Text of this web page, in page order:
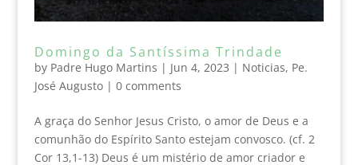
Domingo da Santíssima Trindade
by Padre Hugo Martins | Jun 4, 2023 | Noticias, Pe.
José Augusto| 0 comments
A graça do Senhor Jesus Cristo, o amor de Deus e a
comunhão do Espírito Santo estejam convosco. (cf. 2
Cor 13,1-13) Deus é um mistério de amor criador e